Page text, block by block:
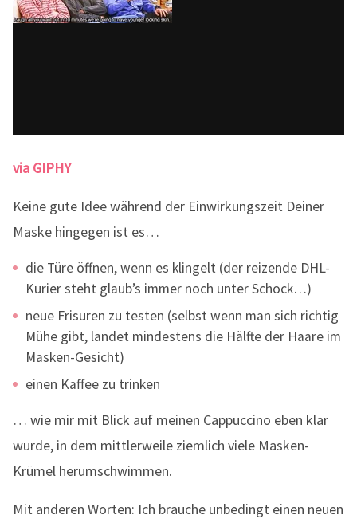
via GIPHY
Keine gute Idee während der Einwirkungszeit Deiner
Maske hingegen ist es…
die Türe öffnen, wenn es klingelt (der reizende DHL-
Kurier steht glaub’s immer noch unter Schock…)
neue Frisuren zu testen (selbst wenn man sich richtig
Mühe gibt, landet mindestens die Hälfte der Haare im
Masken-Gesicht)
einen Kaffee zu trinken
… wie mir mit Blick auf meinen Cappuccino eben klar
wurde, in dem mittlerweile ziemlich viele Masken-
Krümel herumschwimmen.
Mit anderen Worten: Ich brauche unbedingt einen neuen